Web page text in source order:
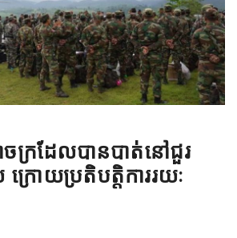
ចក្រដែលបានបាត់នៅជួរ
រោយប្រតិបត្តិការរយៈ